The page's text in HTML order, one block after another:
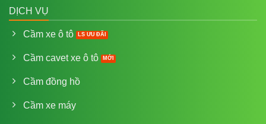
DỊCH VỤ
Cầm xe ô tô
Cầm cavet xe ô tô
Cầm đồng hồ
Cầm xe máy